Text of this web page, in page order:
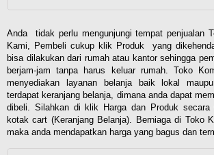
Anda tidak perlu mengunjungi tempat penjualan
Kami, Pembeli cukup klik Produk yang
bisa dilakukan dari rumah atau kantor sehingga
berjam-jam tanpa harus keluar rumah. Toko
menyediakan layanan belanja baik lokal
terdapat keranjang belanja, dimana anda dapat
dibeli. Silahkan di klik Harga dan Produk secara
kotak cart (Keranjang Belanja). Berniaga di Toko
maka anda mendapatkan harga yang bagus dan